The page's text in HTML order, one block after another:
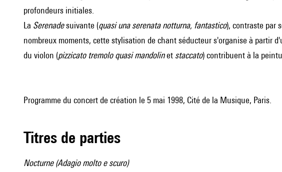
profondeurs initiales.
La Serenadesuivante (quasi una serenata notturna, fantastico), contraste par
nombreux moments, cette stylisation de chant séducteur s'organise à partir
du violon (pizzicato tremolo quasi mandolinet staccato) contribuent à la
Programme du concert de création le 5 mai 1998, Cité de la Musique, Paris.
Titres de parties
Nocturne (Adagio molto e scuro)